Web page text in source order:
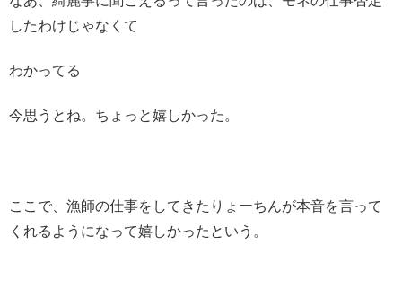
したわけじゃなくて
わかってる
今思うとね。ちょっと嬉しかった。
ここで、漁師の仕事をしてきたりょーちんが本音を言って
くれるようになって嬉しかったという。